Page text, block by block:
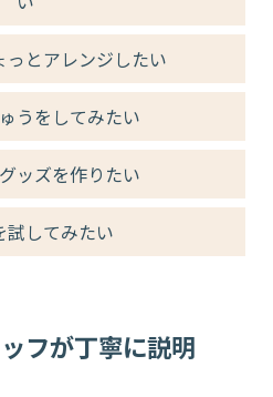
とアレンジしたい
うをしてみたい
ッズを作りたい
試してみたい
フが丁寧に説明